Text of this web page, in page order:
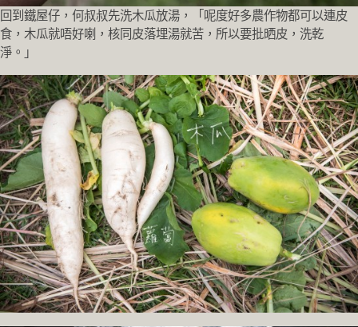
回到鐵屋仔，何叔叔先洗木瓜放湯，「呢度好多農作物都可以連皮
食，木瓜就唔好喇，核同皮落埋湯就苦，所以要批晒皮，洗乾
淨。」